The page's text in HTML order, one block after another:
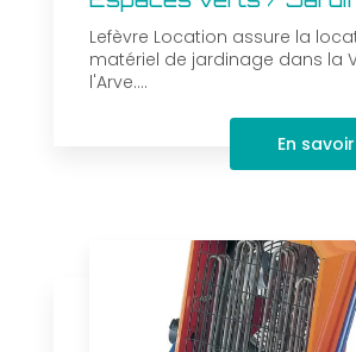
Lefèvre Location assure la
matériel de jardinage dans la
l'Arve....
En